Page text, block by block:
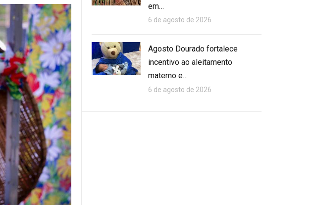
em…
6 de agosto de 2026
Agosto Dourado fortalece
incentivo ao aleitamento
materno e…
6 de agosto de 2026